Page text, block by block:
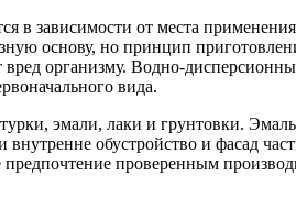
в зависимости от места
основу, но принцип
вред организму. Водно-
вида.
эмали, лаки и грунтовки.
обустройство и фасад
предпочтение проверенным